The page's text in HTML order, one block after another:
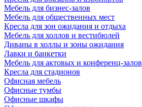
Мебель для бизнес-залов
Мебель для общественных мест
Кресла для зон ожидания и отдыха
Мебель для холлов и вестибюлей
Диваны в холлы и зоны ожидания
Лавки и банкетки
Мебель для актовых и конференц-залов
Кресла для стадионов
Офисная мебель
Офисные тумбы
Офисные шкафы